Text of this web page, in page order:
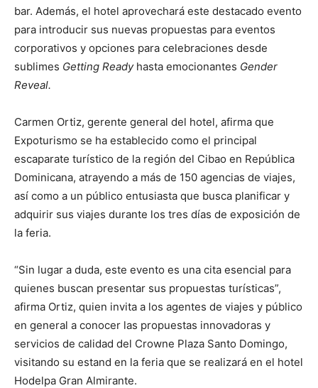
bar. Además, el hotel aprovechará este destacado evento
para introducir sus nuevas propuestas para eventos
corporativos y opciones para celebraciones desde
sublimes Getting Readyhasta emocionantes Gender
Reveal.
Carmen Ortiz, gerente general del hotel, afirma que
Expoturismo se ha establecido como el principal
escaparate turístico de la región del Cibao en República
Dominicana, atrayendo a más de 150 agencias de viajes,
así como a un público entusiasta que busca planificar y
adquirir sus viajes durante los tres días de exposición de
la feria.
“Sin lugar a duda, este evento es una cita esencial para
quienes buscan presentar sus propuestas turísticas”,
afirma Ortiz, quien invita a los agentes de viajes y público
en general a conocer las propuestas innovadoras y
servicios de calidad del Crowne Plaza Santo Domingo,
visitando su estand en la feria que se realizará en el hotel
Hodelpa Gran Almirante.